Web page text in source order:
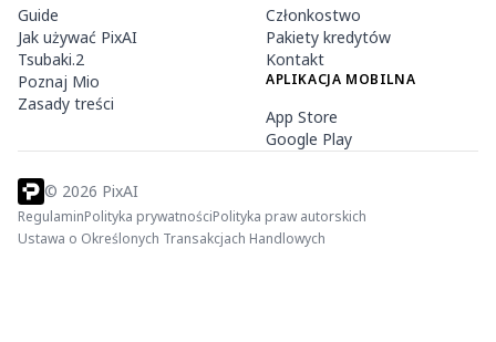
Guide
Jak używać PixAI
Tsubaki.2
Poznaj Mio
Zasady treści
Członkostwo
Pakiety kredytów
Kontakt
APLIKACJA MOBILNA
App Store
Google Play
© 2026 PixAI
RegulaminPolityka prywatnościPolityka praw autorskich
Ustawa o Określonych Transakcjach Handlowych